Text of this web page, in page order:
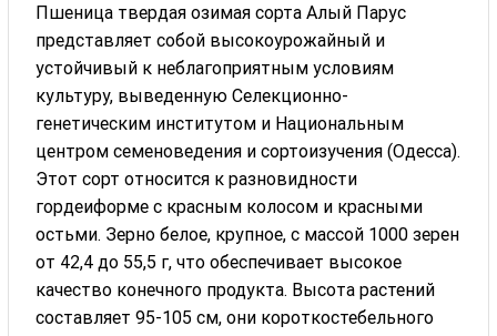
Пшеница твердая озимая сорта Алый Парус
представляет собой высокоурожайный и
устойчивый к неблагоприятным условиям
культуру, выведенную Селекционно-
генетическим институтом и Национальным
центром семеноведения и сортоизучения (Одесса).
Этот сорт относится к разновидности
гордеиформе с красным колосом и красными
остьми. Зерно белое, крупное, с массой 1000 зерен
от 42,4 до 55,5 г, что обеспечивает высокое
качество конечного продукта. Высота растений
составляет 95-105 см, они короткостебельного